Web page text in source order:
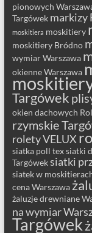
pionowych
Targówek markizy
moskitiera moskitiery
moskitiery Bródno
wymiar Warszawa
okienne Warszawa
Targówek
okien dachowych
rzymskie
rolety VELUX
siatka poll texsiatki
Targóweksiatki
siatek w
cena Warszawa
żaluzje drewniane
na wymiar
Targówek